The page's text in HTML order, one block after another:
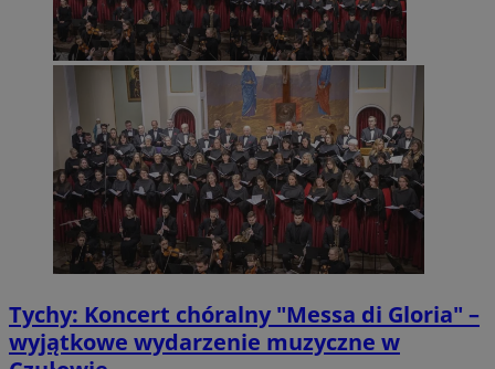
Tychy: Koncert chóralny "Messa di Gloria" –
wyjątkowe wydarzenie muzyczne w